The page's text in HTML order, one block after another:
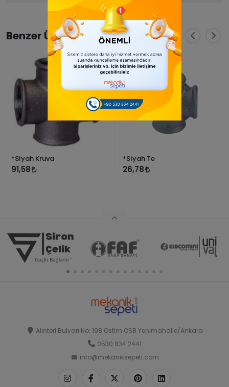
Benzer Ürünler
*Siyah Kruva
91,58
*Siyah Te
26,78
Alınteri Bulvarı No: 198 Ostim OSB Yenimahalle/Ankara
0530 834 2441
info@mekaniksepeti.com